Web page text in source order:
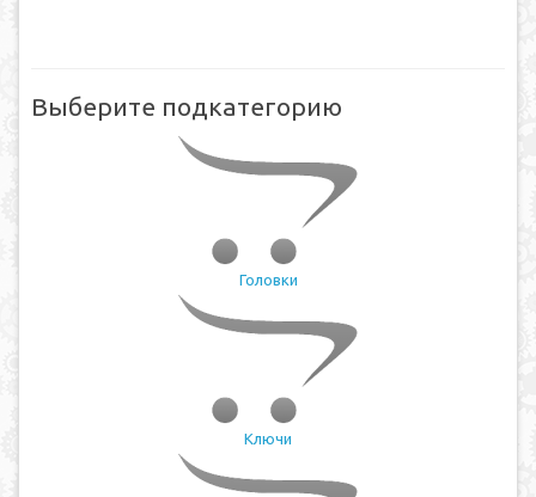
Выберите подкатегорию
Головки
Ключи